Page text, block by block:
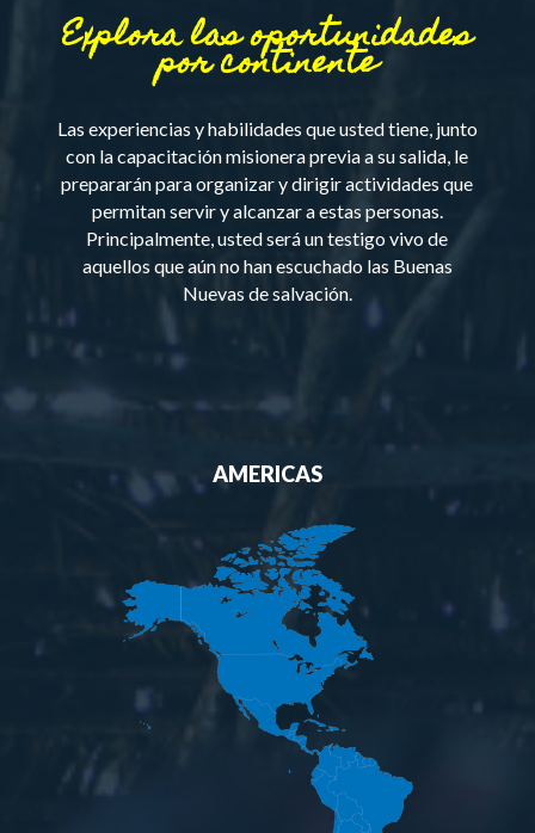
Explora las oportunidades
por continente
Las experiencias y habilidades que usted tiene, junto
con la capacitación misionera previa a su salida, le
prepararán para organizar y dirigir actividades que
permitan servir y alcanzar a estas personas.
Principalmente, usted será un testigo vivo de
aquellos que aún no han escuchado las Buenas
Nuevas de salvación.
AMERICAS